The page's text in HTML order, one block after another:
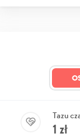
Tazu
1 zł